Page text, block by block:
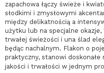
zapachowa łączy świeże i
słodkimi i zmysłowymi
między delikatnością a
użytku lub na specjalne
trwałej świeżości i una ślad
będąc nachalnym. Flakon o
praktyczny, stanowi
jakości i trwałości w jednym